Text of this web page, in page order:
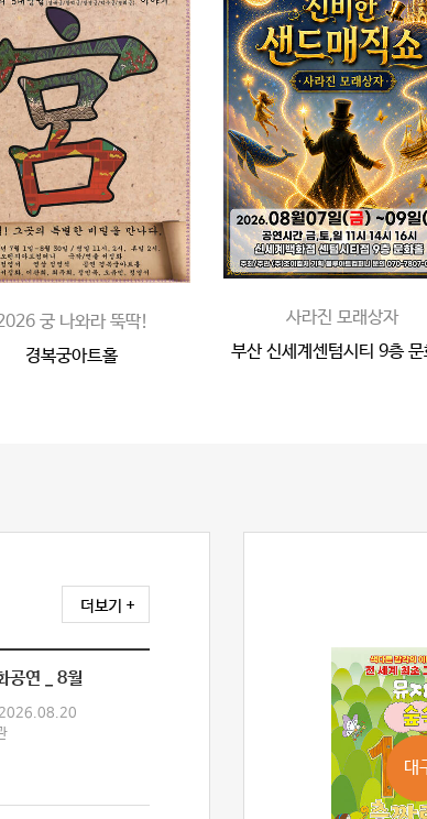
궁 나와라 뚝딱!
경복궁아트홀
사라진 모래상자
부산 신세계센텀시티 9층 문
공연 _ 8월
대